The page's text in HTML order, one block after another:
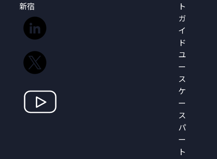
新宿
ト
ガ
イ
ド
ユ
ー
ス
ケ
ー
ス
パ
ー
ト